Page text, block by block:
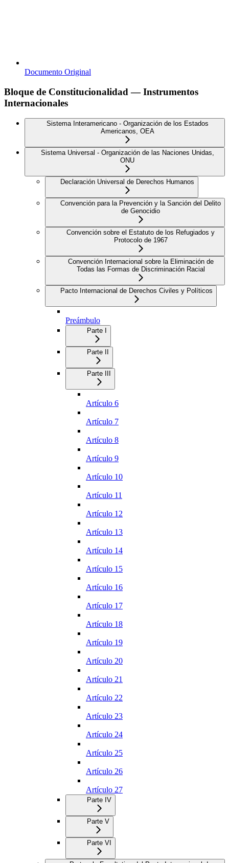
Documento Original
Bloque de Constitucionalidad — Instrumentos
Internacionales
Sistema Interamericano - Organización de los Estados
Americanos, OEA
Sistema Universal - Organización de las Naciones Unidas,
ONU
Declaración Universal de Derechos Humanos
Convención para la Prevención y la Sanción del Delito
de Genocidio
Convención sobre el Estatuto de los Refugiados y
Protocolo de 1967
Convención Internacional sobre la Eliminación de
Todas las Formas de Discriminación Racial
Pacto Internacional de Derechos Civiles y Políticos
Preámbulo
Parte I
Parte II
Parte III
Artículo 6
Artículo 7
Artículo 8
Artículo 9
Artículo 10
Artículo 11
Artículo 12
Artículo 13
Artículo 14
Artículo 15
Artículo 16
Artículo 17
Artículo 18
Artículo 19
Artículo 20
Artículo 21
Artículo 22
Artículo 23
Artículo 24
Artículo 25
Artículo 26
Artículo 27
Parte IV
Parte V
Parte VI